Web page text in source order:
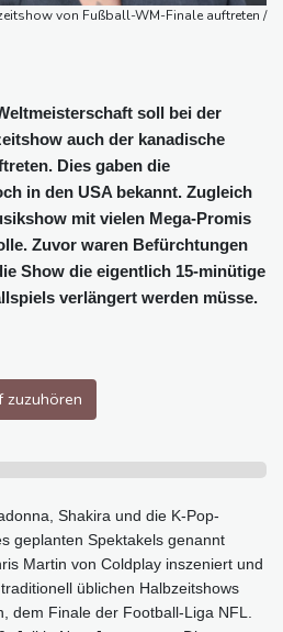
von Fußball-WM-Finale auftreten /
soll bei der
auch der kanadische
Dies gaben die
in den USA bekannt. Zugleich
mit vielen Mega-Promis
Zuvor waren Befürchtungen
Show die eigentlich 15-minütige
verlängert werden müsse.
zuzuhören
Shakira und die K-Pop-
geplanten Spektakels genannt
Martin von Coldplay inszeniert und
üblichen Halbzeitshows
dem Finale der Football-Liga NFL.